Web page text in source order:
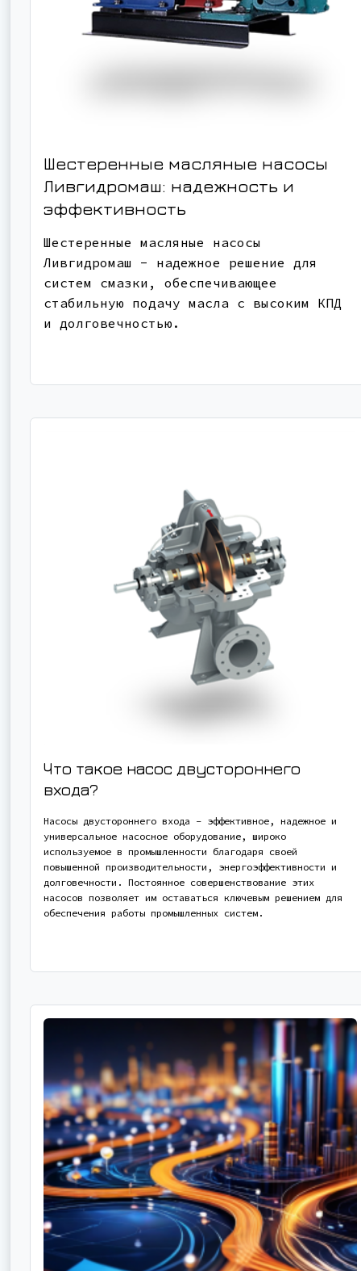
Шестеренные масляные насосы
Ливгидромаш: надежность и
эффективность
Шестеренные масляные насосы
Ливгидромаш - надежное решение для
систем смазки, обеспечивающее
стабильную подачу масла с высоким КПД
и долговечностью.
Что такое насос двустороннего
входа?
Насосы двустороннего входа - эффективное, надежное и
универсальное насосное оборудование, широко
используемое в промышленности благодаря своей
повышенной производительности, энергоэффективности и
долговечности. Постоянное совершенствование этих
насосов позволяет им оставаться ключевым решением для
обеспечения работы промышленных систем.